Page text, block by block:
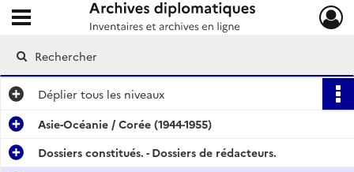
Archives diplomatiques
Ouvrir le menu déroulant
Déplier tous les niveaux
Asie-Océanie / Corée (1944-1955)
Dossiers constitués. - Dossiers de rédacteurs.